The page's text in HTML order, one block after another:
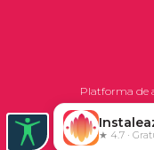
Platforma de
©2026 Nemo
★ 4.7 ·